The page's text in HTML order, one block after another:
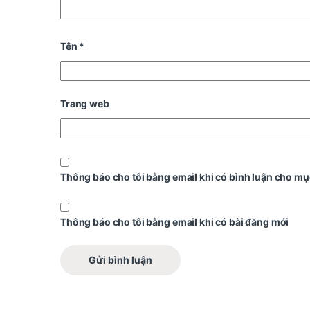
Tên *
Trang web
Thông báo cho tôi bằng email khi có bình luận cho
Thông báo cho tôi bằng email khi có bài đăng mới